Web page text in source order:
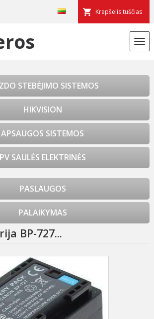
Krepšelis tuščias
STEBĖJIMO SISTEMOS
HIKVISION
APSAUGOS SISTEMOS
PV SAULĖS ELEKTRINĖS
PASLAUGOS
PALAIKYMAS
BP-727...